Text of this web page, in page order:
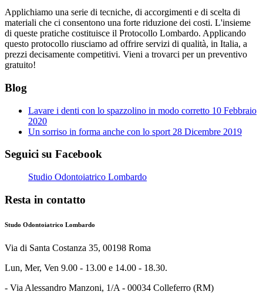
Applichiamo una serie di tecniche, di accorgimenti e di scelta di
materiali che ci consentono una forte riduzione dei costi. L'insieme
di queste pratiche costituisce il Protocollo Lombardo. Applicando
questo protocollo riusciamo ad offrire servizi di qualità, in Italia, a
prezzi decisamente competitivi. Vieni a trovarci per un preventivo
gratuito!
Blog
Lavare i denti con lo spazzolino in modo corretto 10 Febbraio
2020
Un sorriso in forma anche con lo sport 28 Dicembre 2019
Seguici su Facebook
Studio Odontoiatrico Lombardo
Resta in contatto
Studo Odontoiatrico Lombardo
Via di Santa Costanza 35, 00198 Roma
Lun, Mer, Ven 9.00 - 13.00 e 14.00 - 18.30.
- Via Alessandro Manzoni, 1/A - 00034 Colleferro (RM)